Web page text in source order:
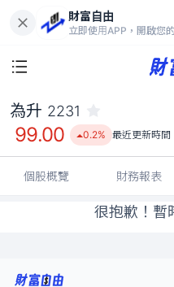
財富自由
立即使用APP，開啟您
99.00
為升 2231
99.00 0.2% 最近更新時間
個股概覽 財務報表
很抱歉！暫